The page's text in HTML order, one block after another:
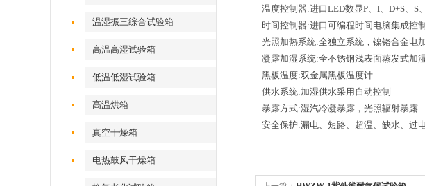
温湿振三综合试验箱
高温高湿试验箱
低温低湿试验箱
高温烘箱
真空干燥箱
电热鼓风干燥箱
温度控制器:进口LED数显P、I、D+S、S
时间控制器:进口可编程时间电脑集成控
光照加热系统:全独立系统，镍铬合金电
凝露加湿系统:全不锈钢浅表面蒸发式加
黑板温度:双金属黑板温度计
供水系统:加湿供水采用自动控制
暴露方式:湿汽冷凝暴露，光照辐射暴露
安全保护:漏电、短路、超温、缺水、过